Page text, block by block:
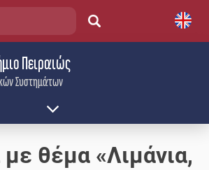
Συστημάτων
Πειραιώς
θέμα «Λιμάνια,